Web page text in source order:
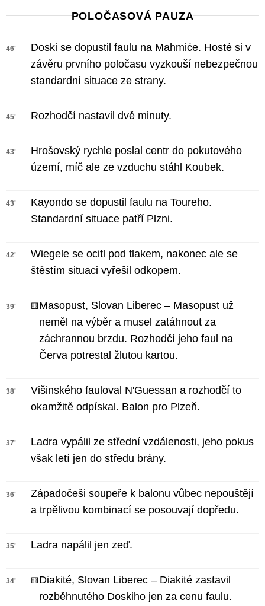
POLOČASOVÁ PAUZA
46'
Doski se dopustil faulu na Mahmiće. Hosté si v
závěru prvního poločasu vyzkouší nebezpečnou
standardní situace ze strany.
45' Rozhodčí nastavil dvě minuty.
43'
Hrošovský rychle poslal centr do pokutového
území, míč ale ze vzduchu stáhl Koubek.
43'
Kayondo se dopustil faulu na Toureho.
Standardní situace patří Plzni.
42'
Wiegele se ocitl pod tlakem, nakonec ale se
štěstím situaci vyřešil odkopem.
39' 🟨Masopust, Slovan Liberec – Masopust už
neměl na výběr a musel zatáhnout za
záchrannou brzdu. Rozhodčí jeho faul na
Červa potrestal žlutou kartou.
38'
Višinského fauloval N'Guessan a rozhodčí to
okamžitě odpískal. Balon pro Plzeň.
37'
Ladra vypálil ze střední vzdálenosti, jeho pokus
však letí jen do středu brány.
36'
Západočeši soupeře k balonu vůbec nepouštějí
a trpělivou kombinací se posouvají dopředu.
35' Ladra napálil jen zeď.
34' 🟨Diakité, Slovan Liberec – Diakité zastavil
rozběhnutého Doskiho jen za cenu faulu.